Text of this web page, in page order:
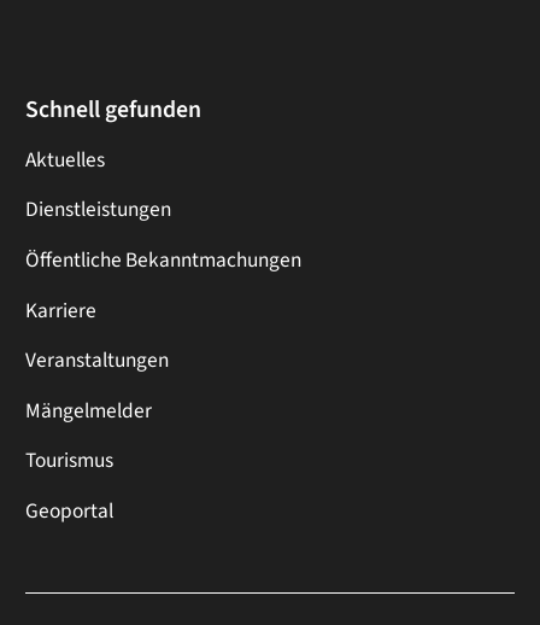
Schnell gefunden
Aktuelles
Dienstleistungen
Öffentliche Bekanntmachungen
Karriere
Veranstaltungen
Mängelmelder
Tourismus
Geoportal